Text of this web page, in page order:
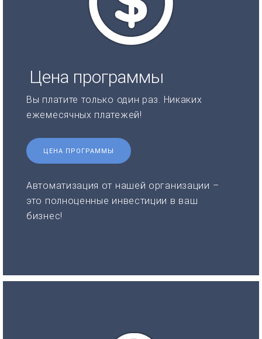
Цена программы
Вы платите только один раз. Никаких
ежемесячных платежей!
ЦЕНА ПРОГРАММЫ
Автоматизация от нашей организации –
это полноценные инвестиции в ваш
бизнес!